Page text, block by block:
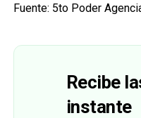
Fuente: 5to Poder
Recibe
instante